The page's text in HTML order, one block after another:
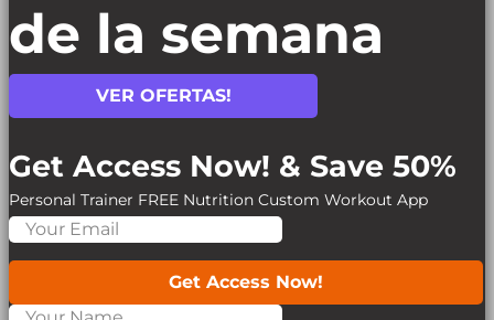
de la semana
VER OFERTAS!
Get Access Now! & Save 50%
Personal Trainer FREE Nutrition Custom Workout App
Get Access Now!